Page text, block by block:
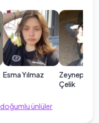
Esma Yılmaz
Zeynep Ilgın
Çelik
doğumlu ünlüler